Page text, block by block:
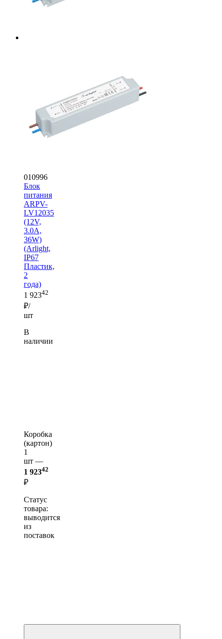
010996
Блок
питания
ARPV-
LV12035
(12V,
3.0A,
36W)
(Arlight,
IP67
Пластик,
2
года)
1 92342
₽/
шт
В
наличии
Коробка
(картон)
1
шт —
1 92342
₽
Статус
товара:
выводится
из
поставок